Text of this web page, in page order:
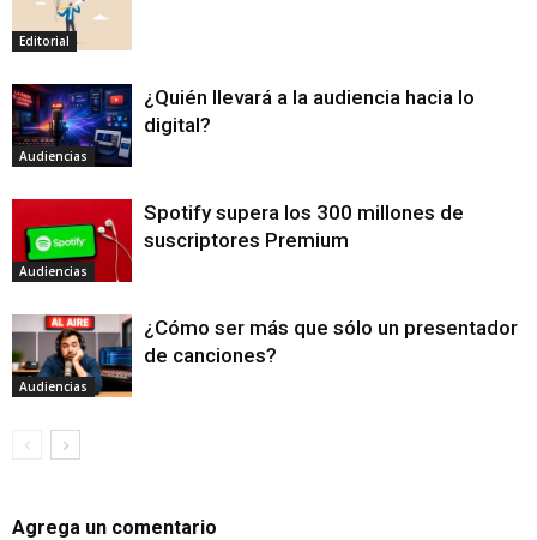
Editorial
Audiencias
¿Quién llevará a la audiencia hacia lo
digital?
Audiencias
Spotify supera los 300 millones de
suscriptores Premium
Audiencias
¿Cómo ser más que sólo un presentador
de canciones?
Agrega un comentario